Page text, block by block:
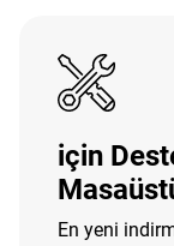
için
En yeni